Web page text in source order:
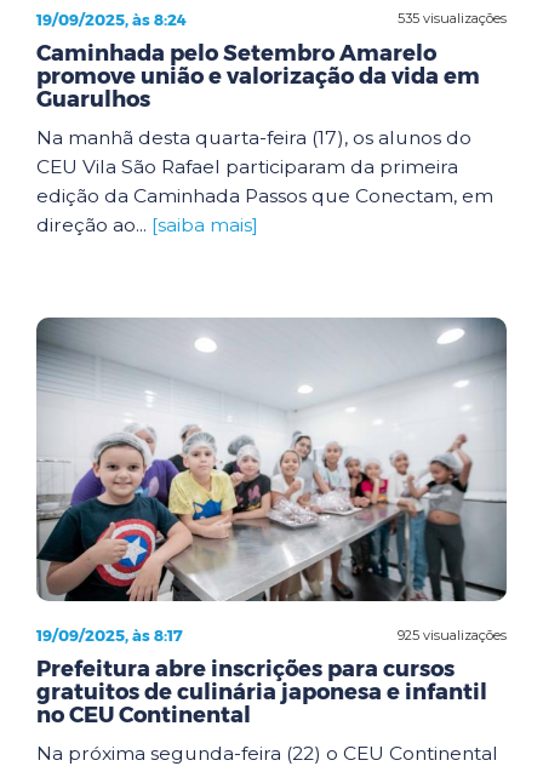
535 visualizações
19/09/2025, às 8:24
Caminhada pelo Setembro Amarelo
promove união e valorização da vida em
Guarulhos
Na manhã desta quarta-feira (17), os alunos do
CEU Vila São Rafael participaram da primeira
edição da Caminhada Passos que Conectam, em
direção ao... [saiba mais]
925 visualizações
19/09/2025, às 8:17
Prefeitura abre inscrições para cursos
gratuitos de culinária japonesa e infantil
no CEU Continental
Na próxima segunda-feira (22) o CEU Continental